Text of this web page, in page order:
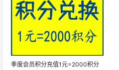
季度会员积分充值1元=2000积分